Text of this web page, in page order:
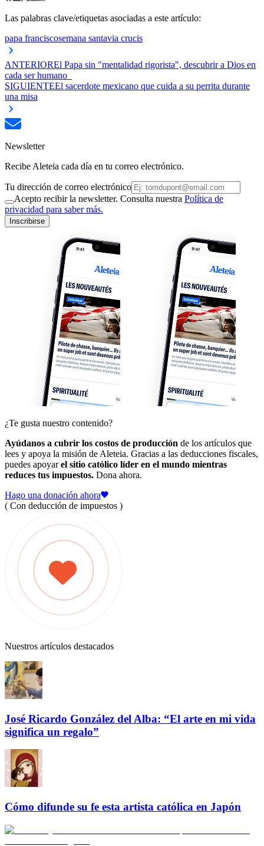
Las palabras clave/etiquetas asociadas a este artículo:
papa franciscosemana santavia crucis
ANTERIOREl Papa sin "mentalidad rigorista", descubrir a Dios en
cada ser humano
SIGUIENTEEl sacerdote mexicano que cuida a su perrita durante
una misa
Newsletter
Recibe Aleteia cada día en tu correo electrónico.
Tu dirección de correo electrónico
Acepto recibir la newsletter. Consulta nuestra Política de
privacidad para saber más.
Inscribirse
¿Te gusta nuestro contenido?
Ayúdanos a cubrir los costos de producción de los artículos que
lees y apoya la misión de Aleteia. Gracias a las deducciones fiscales,
puedes apoyarel sitio católico líder en el mundo mientras
reduces tus impuestos. Dona ahora.
Hago una donación ahora
( Con deducción de impuestos )
Nuestros artículos destacados
José Ricardo González del Alba: “El arte en mi vida
significa un regalo”
Cómo difunde su fe esta artista católica en Japón